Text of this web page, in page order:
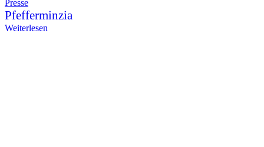
Presse
Pfefferminzia
Weiterlesen